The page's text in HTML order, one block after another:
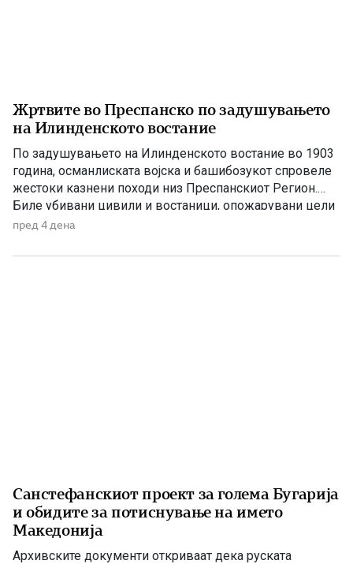
Жртвите во Преспанско по задушувањето
на Илинденското востание
По задушувањето на Илинденското востание во 1903
година, османлиската војска и башибозукот спровеле
жестоки казнени походи низ Преспанскиот Регион.
Биле убивани цивили и востаници, опожарувани цели
села, ограбувани куќи, добиток и летнина, а
планините и во трските покрај Преспанското Езеро.
пред 4 дена
Санстефанскиот проект за голема Бугарија
и обидите за потиснување на името
Македонија
Архивските документи откриваат дека руската